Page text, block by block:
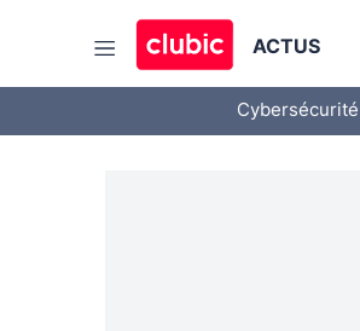
ACTUS
Cybersécurité